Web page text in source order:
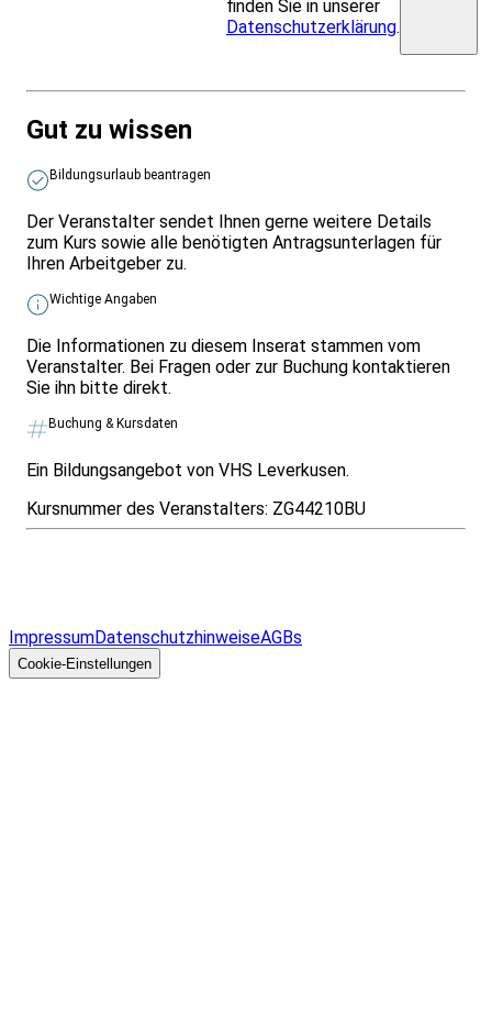
finden Sie in unserer
Datenschutzerklärung.
Gut zu wissen
Bildungsurlaub beantragen
Der Veranstalter sendet Ihnen gerne weitere Details
zum Kurs sowie alle benötigten Antragsunterlagen für
Ihren Arbeitgeber zu.
Wichtige Angaben
Die Informationen zu diesem Inserat stammen vom
Veranstalter. Bei Fragen oder zur Buchung kontaktieren
Sie ihn bitte direkt.
Buchung & Kursdaten
Ein Bildungsangebot von VHS Leverkusen.
Kursnummer des Veranstalters: ZG44210BU
ImpressumDatenschutzhinweiseAGBs
Cookie-Einstellungen